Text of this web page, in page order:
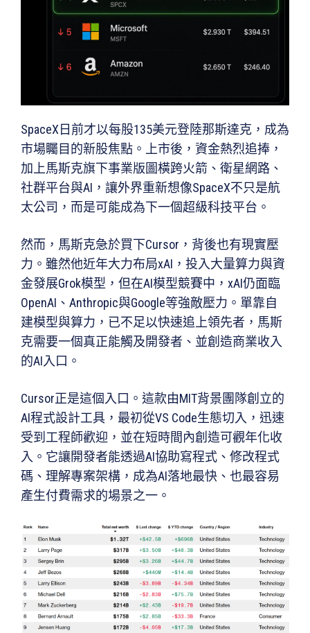
SpaceX日前才以每股135美元登陸那斯達克，成為
市場矚目的新股焦點。上市後，資金熱烈追捧，
加上馬斯克旗下事業版圖橫跨火箭、衛星網路、
社群平台與AI，讓外界重新想像SpaceX不只是航
太公司，而是可能成為下一個超級科技平台。
然而，馬斯克急於買下Cursor，背後也有現實壓
力。雖然他近年大力布局xAI，投入大量算力與資
金發展Grok模型，但在AI模型競賽中，xAI仍面臨
OpenAI、Anthropic與Google等強敵壓力。單靠自
建模型與算力，已不足以快速追上領先者，馬斯
克需要一個真正能觸及開發者、並創造商業收入
的AI入口。
Cursor正是這個入口。這款由MIT背景團隊創立的
AI程式設計工具，最初從VS Code生態切入，迅速
受到工程師歡迎，並在短時間內創造可觀年化收
入。它讓開發者能透過AI協助寫程式、修改程式
碼、理解專案架構，成為AI落地最快、也最容易
產生付費需求的場景之一。